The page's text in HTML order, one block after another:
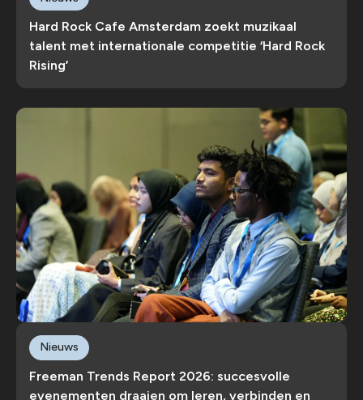
Hard Rock Cafe Amsterdam zoekt muzikaal
talent met internationale competitie ‘Hard Rock
Rising’
Freeman Trends Report 2026: succesvolle
evenementen draaien om leren, verbinden en
Nieuws